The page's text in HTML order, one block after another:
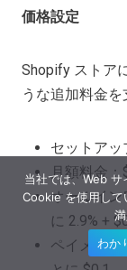
価格設定
Shopify ストア
うな追加料金を
セットアッ
月額料金：
オールイン
に 2.9% +
ペイメン
当社では、Web サ
Cookie を使用して
わか